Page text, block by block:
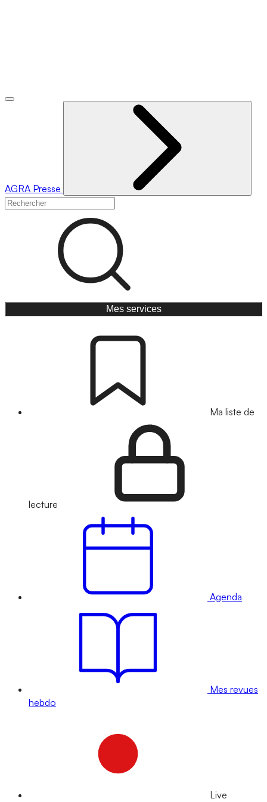
AGRA Presse
Mes services
Ma liste de
lecture
Agenda
Mes revues
hebdo
Live